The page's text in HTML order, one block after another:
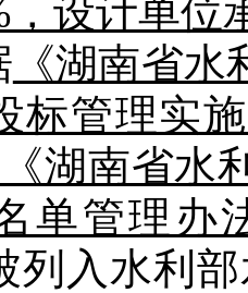
，设计单
《湖南省
标管理实
湖南省水
单管理办
列入水利